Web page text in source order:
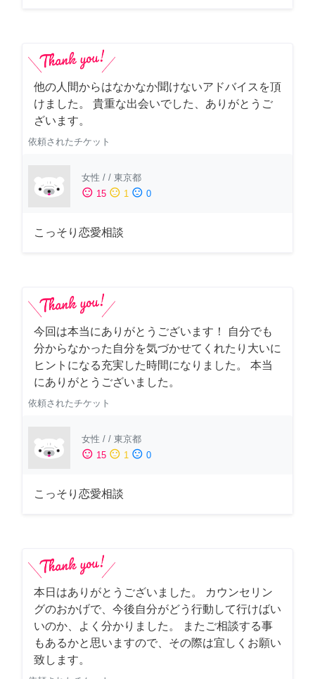
他の人間からはなかなか聞けないアドバイスを頂
けました。 貴重な出会いでした、ありがとうご
ざいます。
依頼されたチケット
女性 / / 東京都
sentiment_satisfied 15 sentiment_neutral 1 sentiment_dissatisfied 0
こっそり恋愛相談
今回は本当にありがとうございます！ 自分でも
分からなかった自分を気づかせてくれたり大いに
ヒントになる充実した時間になりました。 本当
にありがとうございました。
依頼されたチケット
女性 / / 東京都
sentiment_satisfied 15 sentiment_neutral 1 sentiment_dissatisfied 0
こっそり恋愛相談
本日はありがとうございました。 カウンセリン
グのおかげで、今後自分がどう行動して行けばい
いのか、よく分かりました。 またご相談する事
もあるかと思いますので、その際は宜しくお願い
致します。